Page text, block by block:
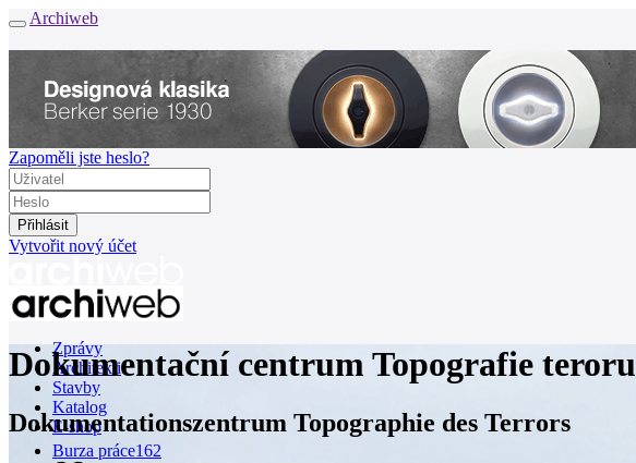
Archiweb
Zapoměli jste heslo?
Vytvořit nový účet
Zprávy
Architekti
Stavby
Katalog
E-shop
Burza práce162
Dokumentační centrum Topografie teroru
Dokumentationszentrum Topographie des Terrors